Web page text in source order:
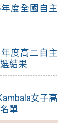
度全國自主
度高二自主
結果
女子高
單